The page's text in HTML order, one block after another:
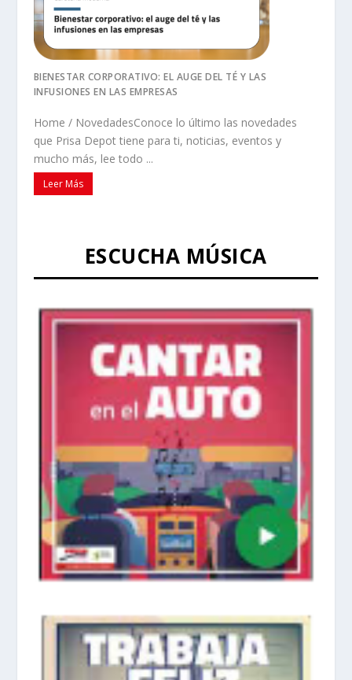
BIENESTAR CORPORATIVO: EL AUGE DEL TÉ Y LAS
INFUSIONES EN LAS EMPRESAS
Home / NovedadesConoce lo último las novedades
que Prisa Depot tiene para ti, noticias, eventos y
mucho más, lee todo ...
Leer Más
ESCUCHA MÚSICA